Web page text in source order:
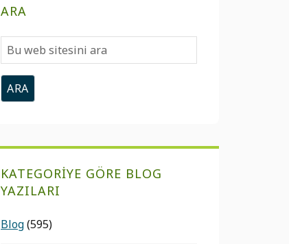
ARA
Bu
web
sitesini
ara
KATEGORIYE GÖRE BLOG
YAZILARI
Blog(595)